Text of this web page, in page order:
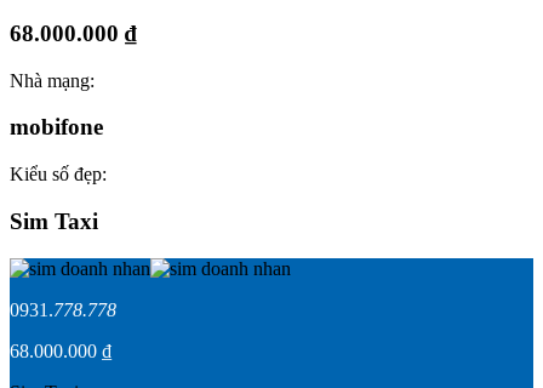
68.000.000 ₫
Nhà mạng:
mobifone
Kiểu số đẹp:
Sim Taxi
0931.778.778
68.000.000 ₫